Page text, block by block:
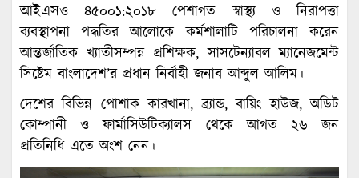
আইএসও ৪৫০০১:২০১৮ পেশাগত স্বাস্থ্য ও নিরাপত্তা
ব্যবস্থাপনা পদ্ধতির আলোকে কর্মশালাটি পরিচালনা করেন
আন্তর্জাতিক খ্যাতীসম্পন্ন প্রশিক্ষক, সাসটেন্যাবল ম্যানেজমেন্ট
সিষ্টেম বাংলাদেশ’র প্রধান নির্বাহী জনাব আব্দুল আলিম।
দেশের বিভিন্ন পোশাক কারখানা, ব্র্যান্ড, বায়িং হাউজ, অডিট
কোম্পানী ও ফার্মাসিউটিক্যালস থেকে আগত ২৬ জন
প্রতিনিধি এতে অংশ নেন।